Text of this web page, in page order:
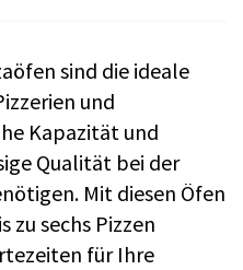
sind die ideale
und
Kapazität und
Qualität bei der
Mit diesen Öfen
zu sechs Pizzen
für Ihre